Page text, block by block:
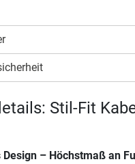
Stil-Fit
Design – Höchstmaß an